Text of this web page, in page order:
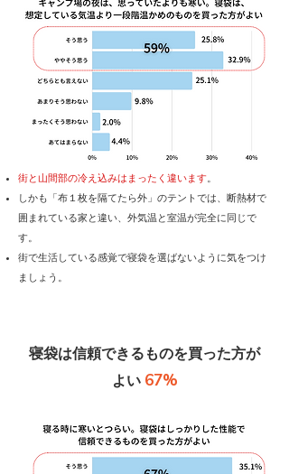
街と山間部の冷え込みはまったく違います
しかも「布１枚を隔てたら外」のテントでは、断熱材で
囲まれている家と違い、外気温と室温が完全に同じで
す。
街で生活している感覚で寝袋を選ばないように気をつけ
ましょう。
寝袋は信頼できるものを買った方が
よい 67%